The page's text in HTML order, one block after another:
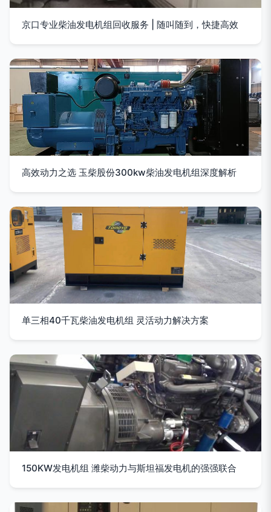
京口专业柴油发电机组回收服务 | 随叫随到，快捷高效
高效动力之选 玉柴股份300kw柴油发电机组深度解析
单三相40千瓦柴油发电机组 灵活动力解决方案
150KW发电机组 潍柴动力与斯坦福发电机的强强联合